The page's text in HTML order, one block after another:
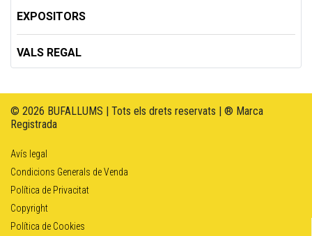
EXPOSITORS
VALS REGAL
© 2026 BUFALLUMS | Tots els drets reservats | ® Marca
Registrada
Avís legal
Condicions Generals de Venda
Política de Privacitat
Copyright
Política de Cookies